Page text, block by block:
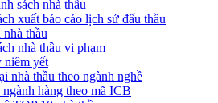
sách nhà thầu
xuất báo cáo lịch sử đấu thầu
nhà thầu
nhà thầu vi phạm
niêm yết
nhà thầu theo ngành nghề
hàng theo mã ICB